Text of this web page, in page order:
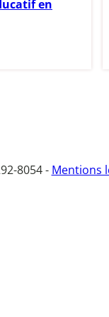
en
8054 - Mentions